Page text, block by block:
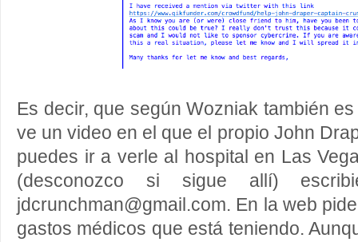
Es decir, que según Wozniak también
ve un video en el que el propio John
puedes ir a verle al hospital en Las
(desconozco si sigue allí)
jdcrunchman@gmail.com. En la web
gastos médicos que está teniendo.